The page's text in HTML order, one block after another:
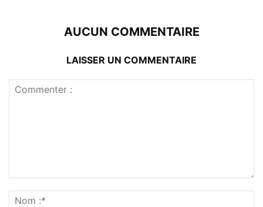
AUCUN COMMENTAIRE
LAISSER UN COMMENTAIRE